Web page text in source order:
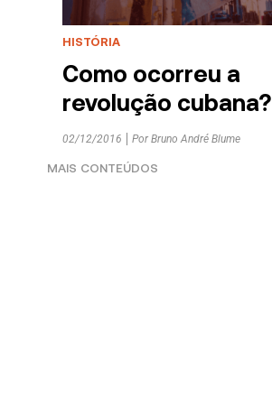
HISTÓRIA
Como ocorreu a
revolução cubana?
02/12/2016 Por Bruno André Blume